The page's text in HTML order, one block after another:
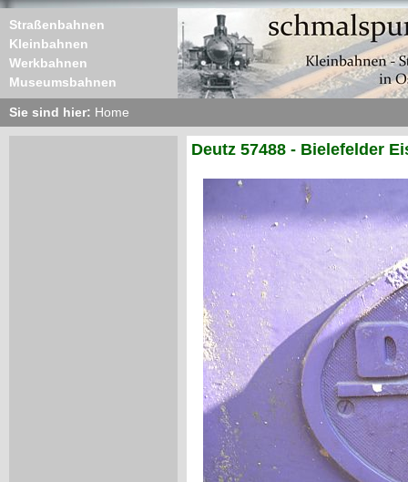
Straßenbahnen
Kleinbahnen
Werkbahnen
Museumsbahnen
Sie sind hier: Home
Deutz 57488 - Bielefelder